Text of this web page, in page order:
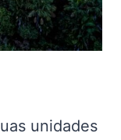
unidades